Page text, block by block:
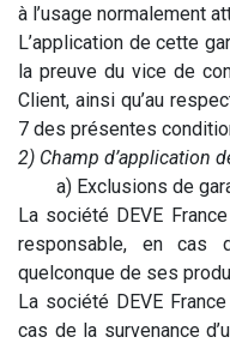
à l’usage normalement
L’application de cette
la preuve du vice de
Client, ainsi qu’au
7 des présentes
2) Champ d’application
​a) Exclusions de
La société DEVE
responsable, en cas
quelconque de ses
La société DEVE
cas de la survenance